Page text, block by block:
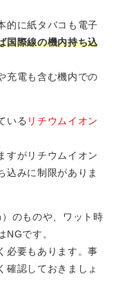
的に紙タバコも電子
国際線の機内持ち込
充電も含む機内での
いる リチウムイオン
すがリチウムイオン
込みに制限がありま
のものや、ワット時
NGです。
必要もあります。事
確認しておきましょ